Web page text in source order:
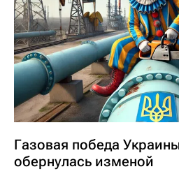
Газовая победа
обернулась изменой